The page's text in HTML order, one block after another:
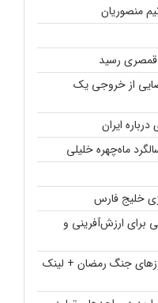
منصوریان
رسید
از خروجی یک
ایران
ماه‌چهره خلیلی
برای ارزش‌آفرینی و
جنگ رمضان + لینک